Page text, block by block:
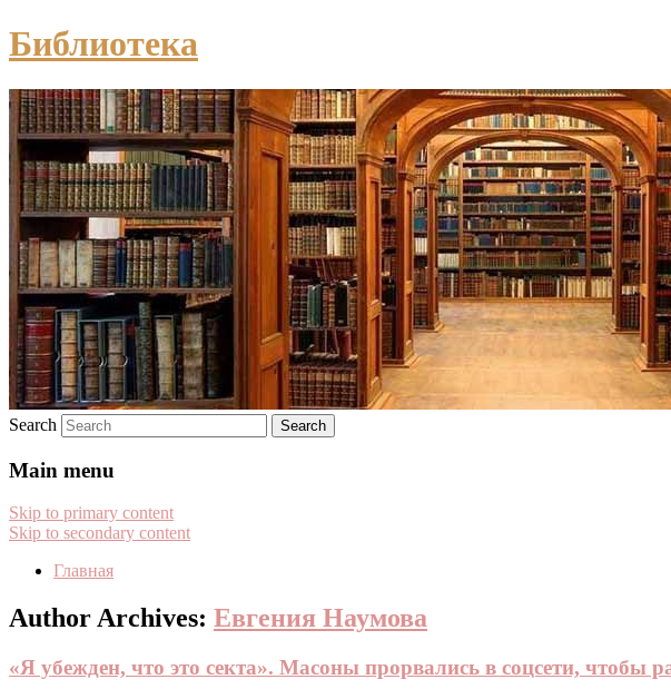
Библиотека
Search
Main menu
Skip to primary content
Skip to secondary content
Главная
Author Archives: Евгения Наумова
«Я убежден, что это секта». Масоны прорвались в соцсети, чтобы